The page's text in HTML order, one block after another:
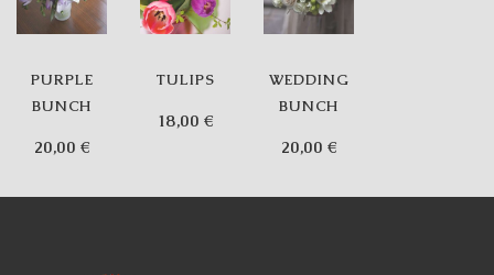
PURPLE
BUNCH
20,00 €
TULIPS
18,00 €
WEDDING
BUNCH
20,00 €